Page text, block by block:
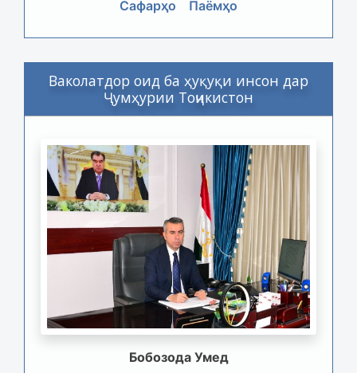
Сафарҳо
Паёмҳо
Ваколатдор оид ба ҳуқуқи инсон дар
Ҷумҳурии Тоҷикистон
Бобозода Умед